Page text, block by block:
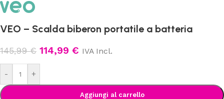
VEO – Scalda biberon portatile a batteria
145,99€ 114,99 € IVA Incl.
- +
Aggiungi al carrello